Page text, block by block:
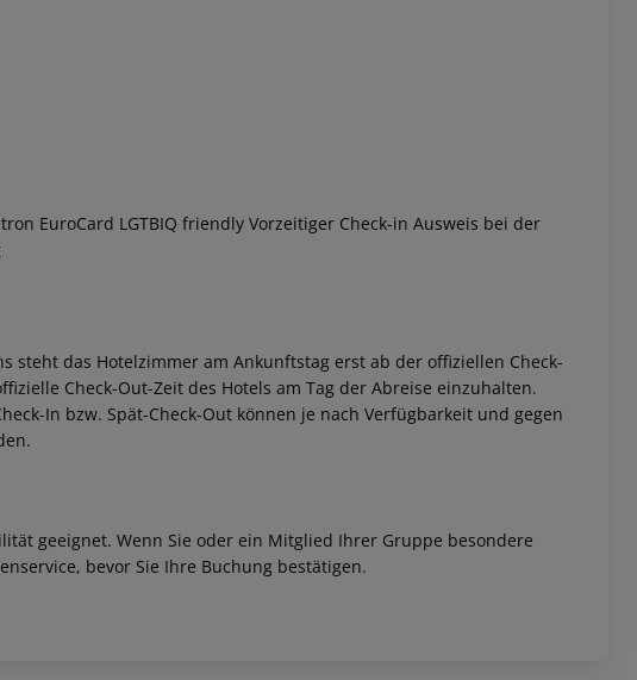
EuroCard LGTBIQ friendly Vorzeitiger Check-in Ausweis bei der
steht das Hotelzimmer am Ankunftstag erst ab der offiziellen Check-
Check-Out-Zeit des Hotels am Tag der Abreise einzuhalten.
In bzw. Spät-Check-Out können je nach Verfügbarkeit und gegen
geeignet. Wenn Sie oder ein Mitglied Ihrer Gruppe besondere
bevor Sie Ihre Buchung bestätigen.